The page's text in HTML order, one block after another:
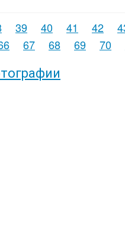
39 40 41 42
67 68 69 70